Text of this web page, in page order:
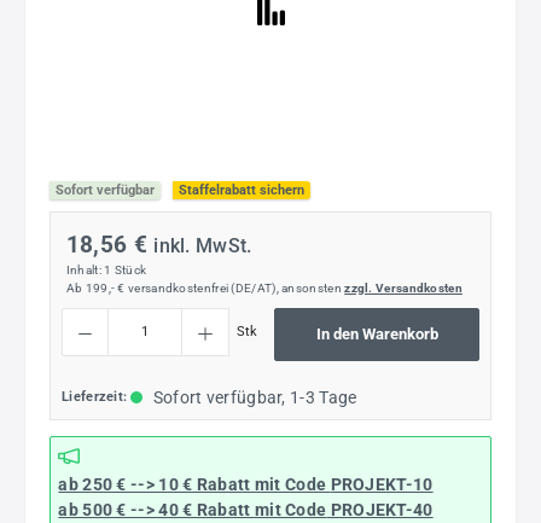
Sofort verfügbar Staffelrabatt sichern
18,56 € inkl. MwSt.
Inhalt: 1 Stück
Ab 199,- € versandkostenfrei (DE/AT), ansonstenzzgl. Versandkosten
Stk In den Warenkorb
Lieferzeit: Sofort verfügbar, 1-3 Tage
ab 250 € --> 10 € Rabatt mit Code PROJEKT-10
ab 500 € --> 40 € Rabatt mit Code PROJEKT-40